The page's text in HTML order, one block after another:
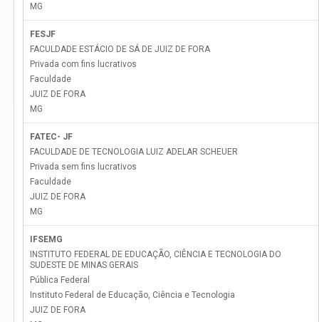
MG
FESJF
FACULDADE ESTÁCIO DE SÁ DE JUIZ DE FORA
Privada com fins lucrativos
Faculdade
JUIZ DE FORA
MG
FATEC- JF
FACULDADE DE TECNOLOGIA LUIZ ADELAR SCHEUER
Privada sem fins lucrativos
Faculdade
JUIZ DE FORA
MG
IFSEMG
INSTITUTO FEDERAL DE EDUCAÇÃO, CIÊNCIA E TECNOLOGIA DO
SUDESTE DE MINAS GERAIS
Pública Federal
Instituto Federal de Educação, Ciência e Tecnologia
JUIZ DE FORA